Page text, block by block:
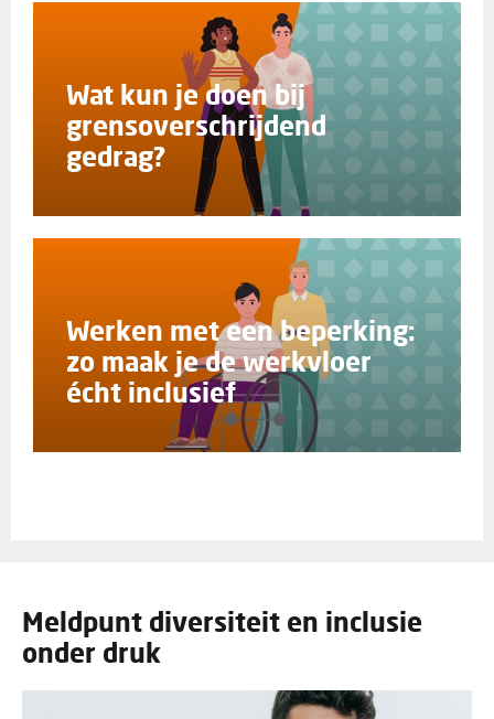
Wat kun je doen bij
grensoverschrijdend
gedrag?
Werken met een beperking:
zo maak je de werkvloer
écht inclusief
Meldpunt diversiteit en inclusie
onder druk